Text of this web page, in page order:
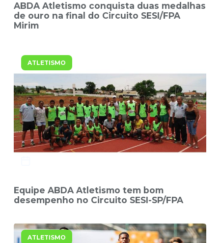
ABDA Atletismo conquista duas medalhas
de ouro na final do Circuito SESI/FPA
Mirim
ATLETISMO
Equipe ABDA Atletismo tem bom
desempenho no Circuito SESI-SP/FPA
ATLETISMO